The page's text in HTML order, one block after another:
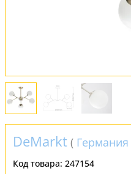
DeMarkt ( Германия
Код товара: 247154